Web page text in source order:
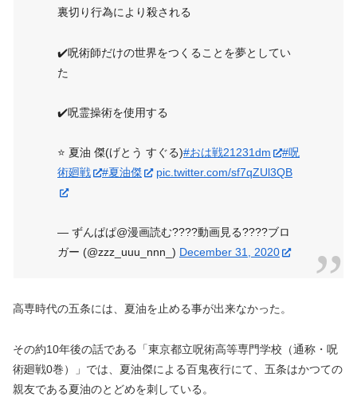
裏切り行為により殺される
✔️呪術師だけの世界をつくることを夢としてい
た
✔️呪霊操術を使用する
⭐️ 夏油 傑(げとう すぐる)#おは戦21231dm
#呪
術廻戦
#夏油傑 pic.twitter.com/sf7qZUl3QB
— ずんぱぱ@漫画読む????動画見る????ブロ
ガー (@zzz_uuu_nnn_) December 31, 2020
高専時代の五条には、夏油を止める事が出来なかった。
その約10年後の話である「東京都立呪術高等専門学校（通称・呪
術廻戦0巻）」では、夏油傑による百鬼夜行にて、五条はかつての
親友である夏油のとどめを刺している。